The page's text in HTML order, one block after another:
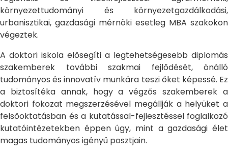
környezettudományi és környezetgazdálkodási,
urbanisztikai, gazdasági mérnöki esetleg MBA szakokon
végeztek.
A doktori iskola elősegíti a legtehetségesebb diplomás
szakemberek további szakmai fejlődését, önálló
tudományos és innovatív munkára teszi őket képessé. Ez
a biztosítéka annak, hogy a végzős szakemberek a
doktori fokozat megszerzésével megállják a helyüket a
felsőoktatásban és a kutatással-fejlesztéssel foglalkozó
kutatóintézetekben éppen úgy, mint a gazdasági élet
magas tudományos igényű posztjain.